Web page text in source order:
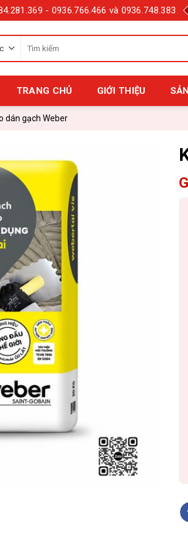
- 0936.766.466 và 0936.748.383
kiếm
cho:
TRANG CHỦ GIỚI THIỆU
dán gạch Weber